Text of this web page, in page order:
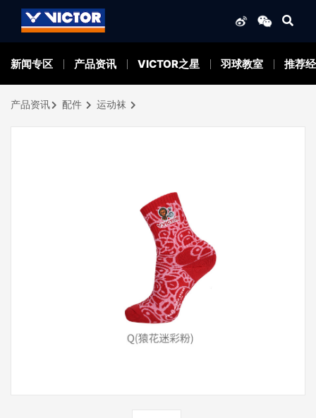
新闻专区 产品资讯 VICTOR之星 羽球教室 推荐
产品资讯 配件 运动袜